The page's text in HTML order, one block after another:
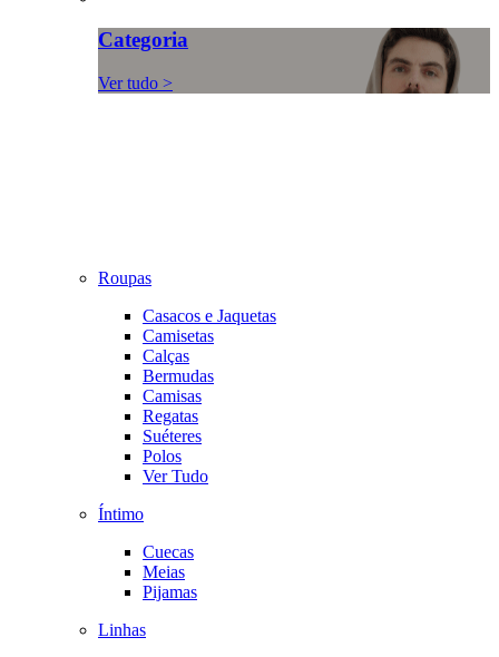
Categoria
Ver tudo >
Roupas
Casacos e Jaquetas
Camisetas
Calças
Bermudas
Camisas
Regatas
Suéteres
Polos
Ver Tudo
Íntimo
Cuecas
Meias
Pijamas
Linhas